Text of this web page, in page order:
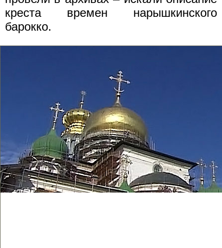
креста времен нарышкинского
барокко.